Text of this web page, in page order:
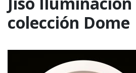
colección Dome